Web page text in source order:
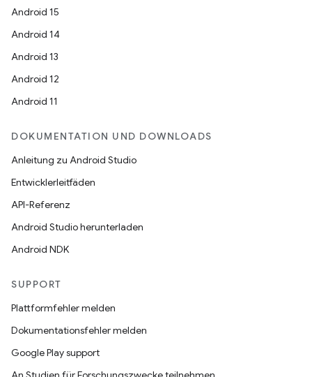
Android 15
Android 14
Android 13
Android 12
Android 11
DOKUMENTATION UND DOWNLOADS
Anleitung zu Android Studio
Entwicklerleitfäden
API-Referenz
Android Studio herunterladen
Android NDK
SUPPORT
Plattformfehler melden
Dokumentationsfehler melden
Google Play support